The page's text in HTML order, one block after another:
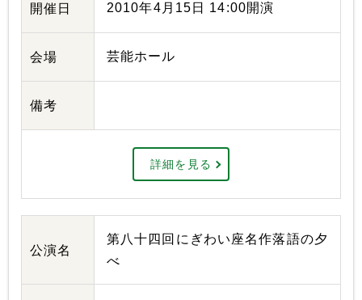
開催日 2010年4月15日 14:00開演
会場 芸能ホール
備考
詳細を見る
公演名
第八十四回にぎわい座名作落語の夕
べ